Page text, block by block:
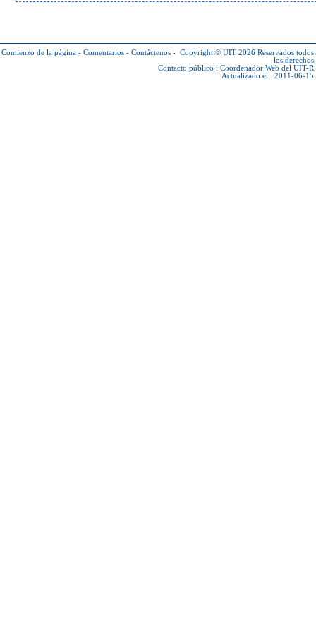
Comienzo de la página - Comentarios - Contáctenos - Copyright © UIT 2026 Reservados todos
los derechos
Contacto público : Coordenador Web del UIT-R
Actualizado el : 2011-06-15